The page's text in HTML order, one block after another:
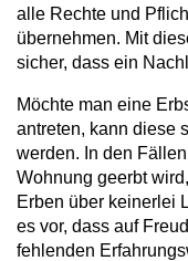
alle Rechte und
übernehmen. Mit
sicher, dass ein
Möchte man eine
antreten, kann diese
werden. In den
Wohnung geerbt
Erben über keinerlei
es vor, dass auf
fehlenden